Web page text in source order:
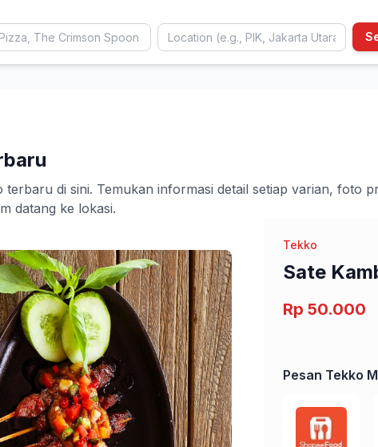
terbaru di sini. Temukan informasi detail setiap varian, foto
datang ke lokasi.
Tekko
Sate
Rp 50.000
Pesan Tekko